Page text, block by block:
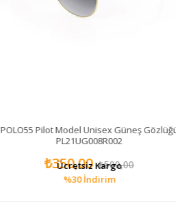
POLO55 Pilot Model Unisex Güneş Gözlüğü
PL21UG008R002
₺350,00 ₺500,00
%30İndirim
Ücretsiz Kargo